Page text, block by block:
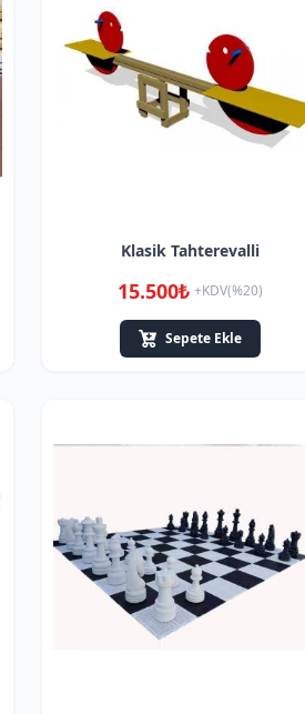
Klasik Tahterevalli
15.500₺ +KDV(%20)
Sepete Ekle